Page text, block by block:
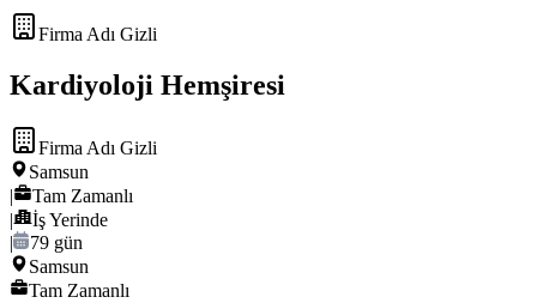
Firma Adı Gizli
Kardiyoloji Hemşiresi
Firma Adı Gizli
Samsun
|
Tam Zamanlı
|
İş Yerinde
|
79 gün
Samsun
Tam Zamanlı